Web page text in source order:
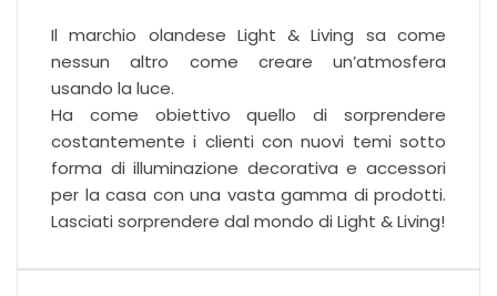
Il marchio olandese Light & Living sa come
nessun altro come creare un’atmosfera
usando la luce.
Ha come obiettivo quello di sorprendere
costantemente i clienti con nuovi temi sotto
forma di illuminazione decorativa e accessori
per la casa con una vasta gamma di prodotti.
Lasciati sorprendere dal mondo di Light & Living!